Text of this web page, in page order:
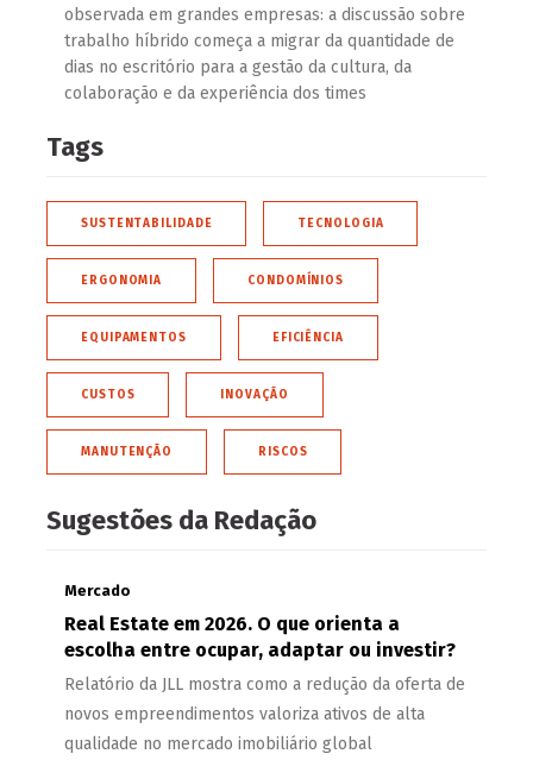
observada em grandes empresas: a discussão sobre
trabalho híbrido começa a migrar da quantidade de
dias no escritório para a gestão da cultura, da
colaboração e da experiência dos times
Tags
SUSTENTABILIDADE TECNOLOGIA
ERGONOMIA CONDOMÍNIOS
EQUIPAMENTOS EFICIÊNCIA
CUSTOS INOVAÇÃO
MANUTENÇÃO RISCOS
Sugestões da Redação
Mercado
Real Estate em 2026. O que orienta a
escolha entre ocupar, adaptar ou investir?
Relatório da JLL mostra como a redução da oferta de
novos empreendimentos valoriza ativos de alta
qualidade no mercado imobiliário global